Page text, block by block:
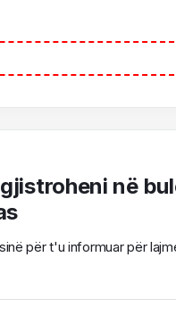
në
për t'u informuar për